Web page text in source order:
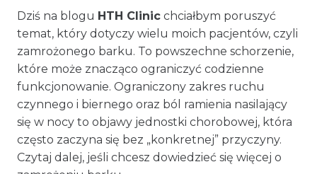
Dziś na blogu HTH Clinic chciałbym poruszyć
temat, który dotyczy wielu moich pacjentów, czyli
zamrożonego barku. To powszechne schorzenie,
które może znacząco ograniczyć codzienne
funkcjonowanie. Ograniczony zakres ruchu
czynnego i biernego oraz ból ramienia nasilający
się w nocy to objawy jednostki chorobowej, która
często zaczyna się bez „konkretnej” przyczyny.
Czytaj dalej, jeśli chcesz dowiedzieć się więcej o